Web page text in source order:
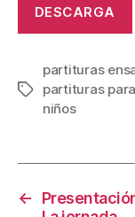
DESCARGA
Etiquetas
partituras
partituras
niños
←